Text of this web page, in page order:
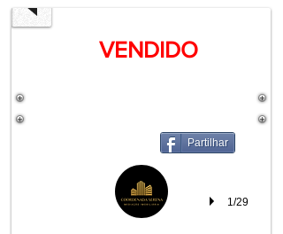
1/29
Partilhar
VENDIDO